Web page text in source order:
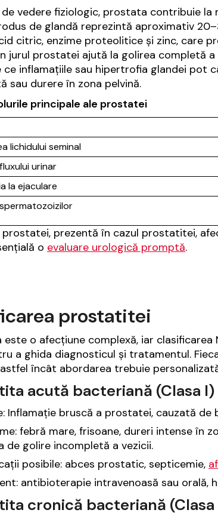
vedere fiziologic, prostata contribuie
de glandă reprezintă aproximativ
citric, enzime proteolitice și zinc, care
jurul prostatei ajută la golirea completă
ce inflamațiile sau hipertrofia glandei pot
sau durere în zona pelvină.
principale ale prostatei
lichidului seminal
urinar
la ejaculare
prostatei, prezentă în cazul prostatitei,
o evaluare urologică promptă.
prostatitei
o afecțiune complexă, iar
a ghida diagnosticul și tratamentul.
încât abordarea trebuie
acută bacteriană (Clasa I)
Inflamație bruscă a prostatei, cauzată de
febră mare, frisoane, dureri intense în
de golire incompletă a vezicii.
posibile: abces prostatic, septicemie,
antibioterapie intravenoasă sau orală,
cronică bacteriană (Clasa